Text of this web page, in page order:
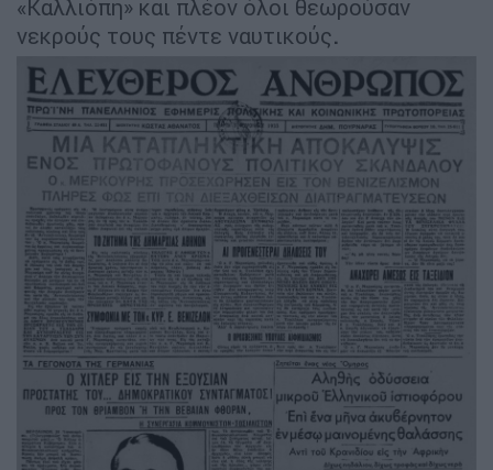
«Καλλιόπη» και πλέον όλοι θεωρούσαν
νεκρούς τους πέντε ναυτικούς.